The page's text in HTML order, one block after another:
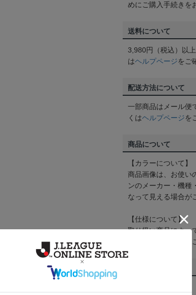
めにご購入手続きを
送料について
3,980円（税込）以
はヘルプページをご
配送方法について
一部商品はメール便
くはヘルプページを
商品について
【カラーについて】
商品画像は、お使い
ンのメーカー・機種
なって見える場合が
【仕様について】
取り扱い商品によっ
予告なく変更にな